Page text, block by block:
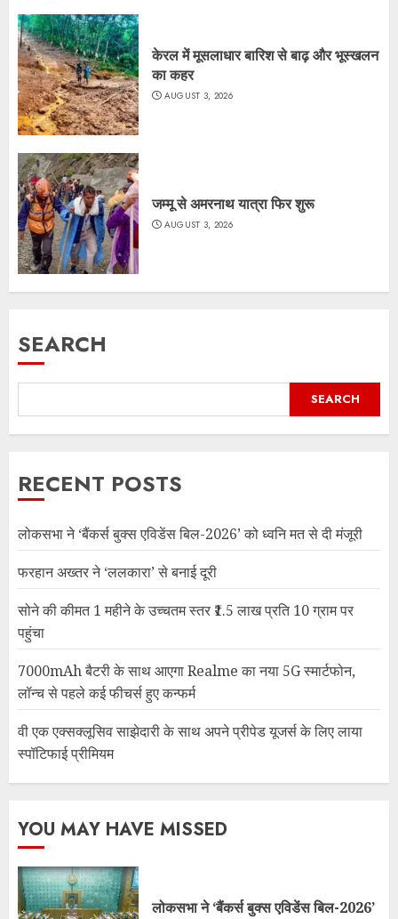
केरल में मूसलाधार बारिश से बाढ़ और भूस्खलन
का कहर
AUGUST 3, 2026
जम्मू से अमरनाथ यात्रा फिर शुरू
AUGUST 3, 2026
SEARCH
SEARCH
RECENT POSTS
लोकसभा ने ‘बैंकर्स बुक्स एविडेंस बिल-2026’ को ध्वनि मत से दी मंजूरी
फरहान अख्तर ने ‘ललकारा’ से बनाई दूरी
सोने की कीमत 1 महीने के उच्चतम स्तर ₹1.5 लाख प्रति 10 ग्राम पर
पहुंचा
7000mAh बैटरी के साथ आएगा Realme का नया 5G स्मार्टफोन,
लॉन्च से पहले कई फीचर्स हुए कन्फर्म
वी एक एक्सक्लूसिव साझेदारी के साथ अपने प्रीपेड यूजर्स के लिए लाया
स्पॉटिफाई प्रीमियम
YOU MAY HAVE MISSED
लोकसभा ने ‘बैंकर्स बुक्स एविडेंस बिल-2026’